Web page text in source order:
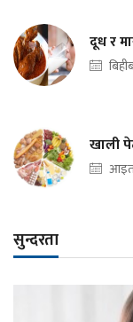
दूध र
खाली
सुन्दरता